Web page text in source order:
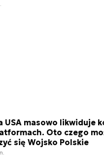
USA masowo likwiduje
Oto czego
się Wojsko Polskie